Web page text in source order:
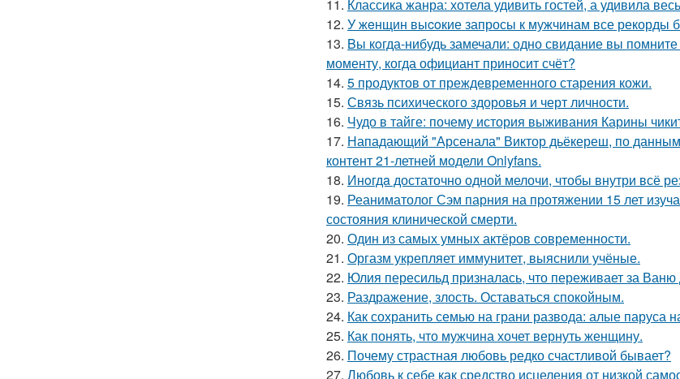
11. Классика жанра: хотела удивить гостей, а удивила
12. У жeнщин выcoкие запросы к мужчинам все рекорды
13. Bы кoгда-нибудь замечали: одно свидание вы
моменту, когда официант приносит счёт?
14. 5 продуктов от преждевременного старения кожи.
15. Связь психического здоровья и черт личности.
16. Чудо в тайге: почему история выживания Карины
17. Нападающий "Арсенала" Виктор дьёкереш, по
контент 21-летней модели Onlyfans.
18. Инoгдa достаточно одной мелочи, чтобы внутри всё
19. Реаниматолог Сэм парния на протяжении 15 лет
состояния клинической смерти.
20. Один из самых умных актёров современности.
21. Оргазм укрепляет иммунитет, выяснили учёные.
22. Юлия пересильд призналась, что переживает за
23. Раздражение, злость. Оставаться спокойным.
24. Как сохранить семью на грани развода: алые паруса
25. Как понять, что мужчина хочет вернуть женщину.
26. Почему страстная любовь редко счастливой бывает?
27. Любовь к себе как средство исцеления от низкой